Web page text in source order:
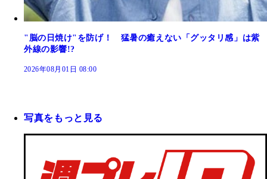
"脳の日焼け"を防げ！ 猛暑の癒えない「グッタリ感」は紫
外線の影響!?
2026年08月01日 08:00
写真をもっと見る